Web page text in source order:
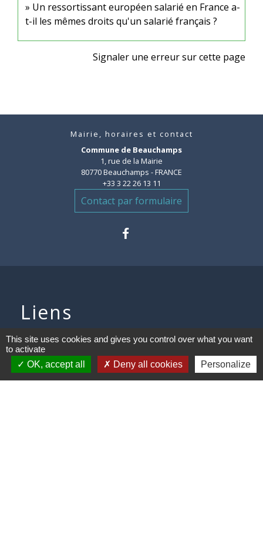
Un ressortissant européen salarié en France a-
t-il les mêmes droits qu'un salarié français ?
Signaler une erreur sur cette page
Mairie, horaires et contact
Commune de Beauchamps
1, rue de la Mairie
80770 Beauchamps - FRANCE
+33 3 22 26 13 11
Contact par formulaire
Liens
Communauté de communes des
Villes Soeurs
Conseil Départemental de la
This site uses cookies and gives you control over what you want
to activate
OK, accept all
Deny all cookies Personalize